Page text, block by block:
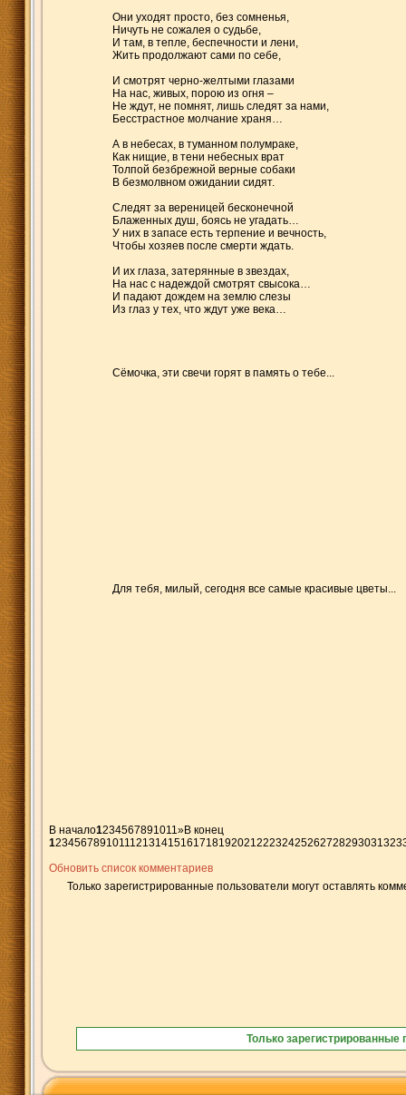
Они уходят просто, без сомненья,
Ничуть не сожалея о судьбе,
И там, в тепле, беспечности и лени,
Жить продолжают сами по себе,
И смотрят черно-желтыми глазами
На нас, живых, порою из огня –
Не ждут, не помнят, лишь следят за нами,
Бесстрастное молчание храня…
А в небесах, в туманном полумраке,
Как нищие, в тени небесных врат
Толпой безбрежной верные собаки
В безмолвном ожидании сидят.
Следят за вереницей бесконечной
Блаженных душ, боясь не угадать…
У них в запасе есть терпение и вечность,
Чтобы хозяев после смерти ждать.
И их глаза, затерянные в звездах,
На нас с надеждой смотрят свысока…
И падают дождем на землю слезы
Из глаз у тех, что ждут уже века…
Сёмочка, эти свечи горят в память о тебе...
Для тебя, милый, сегодня все самые красивые цветы...
В начало1234567891011»В конец
1234567891011121314151617181920212223242526272829303132
Обновить список комментариев
Только зарегистрированные пользователи могут оставлять
Только